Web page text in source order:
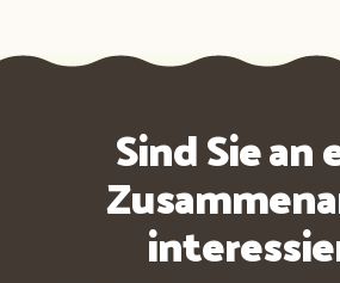
Sind Sie an